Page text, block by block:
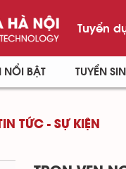
Tuyển
NỔI BẬT TUYỂN
TỨC - SỰ KIỆN